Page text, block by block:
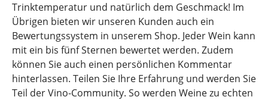
Trinktemperatur und natürlich dem Geschmack! Im
Übrigen bieten wir unseren Kunden auch ein
Bewertungssystem in unserem Shop. Jeder Wein kann
mit ein bis fünf Sternen bewertet werden. Zudem
können Sie auch einen persönlichen Kommentar
hinterlassen. Teilen Sie Ihre Erfahrung und werden Sie
Teil der Vino-Community. So werden Weine zu echten